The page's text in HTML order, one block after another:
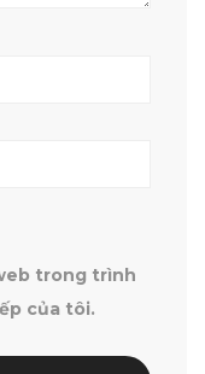
trong trình
của tôi.